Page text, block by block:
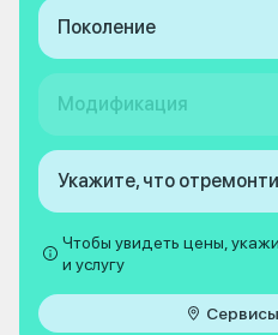
Поколение
Модификация
Укажите, что
Чтобы увидеть цены,
и услугу